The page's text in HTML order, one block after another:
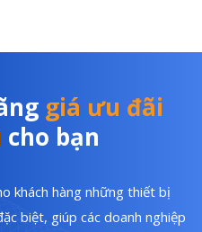
giá ưu đãi
cho bạn
khách hàng những thiết bị
biệt, giúp các doanh nghiệp